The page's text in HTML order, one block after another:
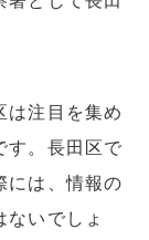
は注目を集め
す。長田区で
には、情報の
いでしょ